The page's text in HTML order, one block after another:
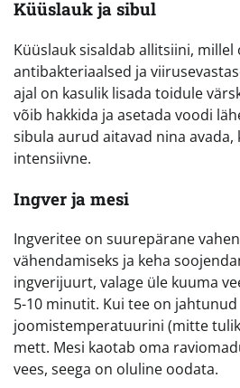
Küüslauk ja sibul
Küüslauk sisaldab allitsiini, millel
antibakteriaalsed ja
ajal on kasulik lisada toidule
võib hakkida ja asetada voodi
sibula aurud aitavad nina avada,
intensiivne.
Ingver ja mesi
Ingveritee on suurepärane
vähendamiseks ja keha
ingverijuurt, valage üle kuuma
5-10 minutit. Kui tee on jahtunud
joomistemperatuurini (mitte
mett. Mesi kaotab oma
vees, seega on oluline oodata.